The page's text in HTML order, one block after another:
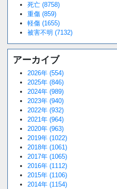
死亡 (8758)
重傷 (859)
軽傷 (1655)
被害不明 (7132)
アーカイブ
2026年 (554)
2025年 (846)
2024年 (989)
2023年 (940)
2022年 (932)
2021年 (964)
2020年 (963)
2019年 (1022)
2018年 (1061)
2017年 (1065)
2016年 (1112)
2015年 (1106)
2014年 (1154)